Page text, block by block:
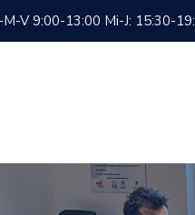
V 9:00-13:00 Mi-J: 15:30-